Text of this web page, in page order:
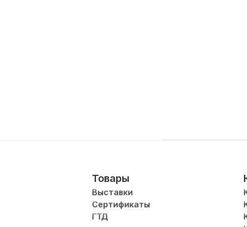
Товары
Выставки
Сертификаты
ГТД